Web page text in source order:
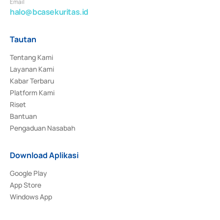
halo@bcasekuritas.id
Tautan
Tentang Kami
Layanan Kami
Kabar Terbaru
Platform Kami
Riset
Bantuan
Pengaduan Nasabah
Download Aplikasi
Google Play
App Store
Windows App